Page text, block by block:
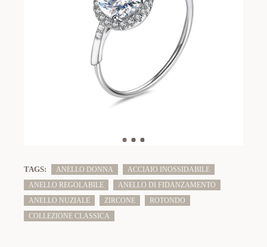
TAGS: ANELLO DONNA
ACCIAIO INOSSIDABILE
ANELLO REGOLABILE
ANELLO DI FIDANZAMENTO
ANELLO NUZIALE
ZIRCONE
ROTONDO
COLLEZIONE CLASSICA